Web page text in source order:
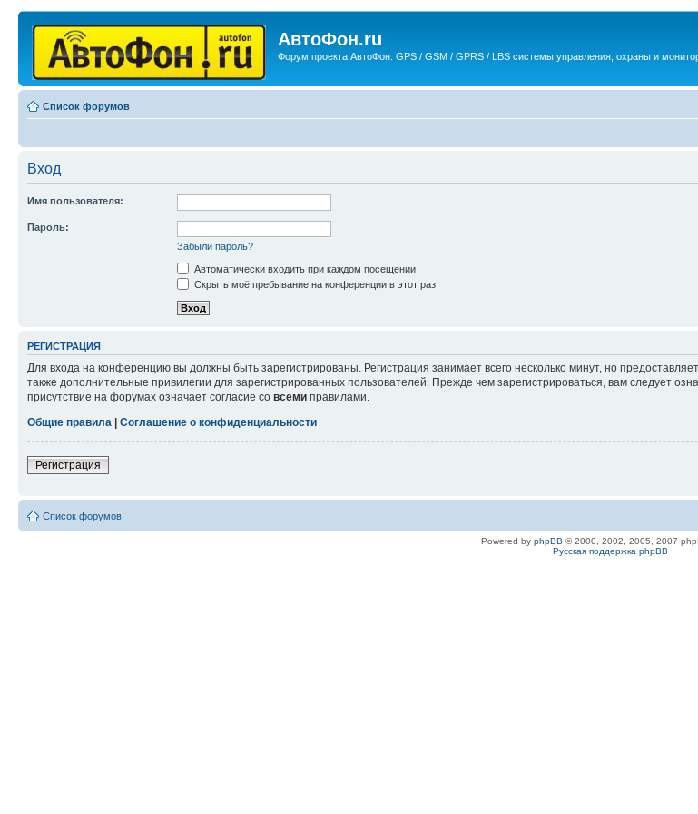
АвтоФон.ru
Форум проекта АвтоФон. GPS / GSM / GPRS / LBS системы управления, охраны и
Список форумов
Вход
Имя пользователя:
Пароль:
Забыли пароль?
Автоматически входить при каждом посещении
Скрыть моё пребывание на конференции в этот раз
РЕГИСТРАЦИЯ
Для входа на конференцию вы должны быть зарегистрированы. Регистрация занимает всего несколько минут, но
также дополнительные привилегии для зарегистрированных пользователей. Прежде чем зарегистрироваться, вам следует
присутствие на форумах означает согласие со всеми правилами.
Общие правила | Соглашение о конфиденциальности
Регистрация
Список форумов
Powered by phpBB © 2000, 2002, 2005, 2007
Русская поддержка phpBB